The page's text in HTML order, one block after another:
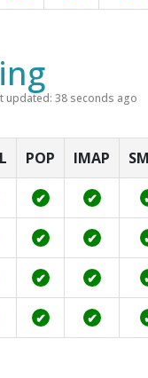
updated: 38 seconds ago
POP IMAP
✔ ✔
✔ ✔
✔ ✔
✔ ✔